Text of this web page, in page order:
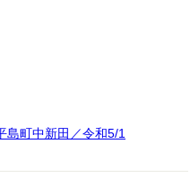
町中新田／令和5/1